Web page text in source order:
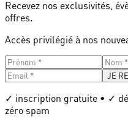
Recevez nos exclusivités,
offres.
Accès privilégié à nos
JE
✓ inscription gratuite • ✓
zéro spam